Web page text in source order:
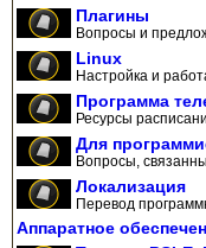
Плагины
Вопросы и
Linux
Настройка и
Программа
Ресурсы
Для
Вопросы,
Локализация
Перевод
Аппаратное